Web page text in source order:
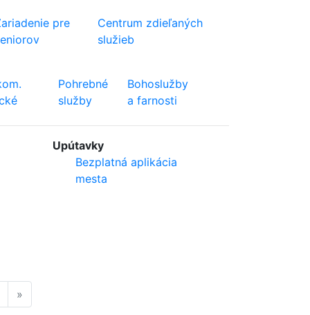
pre
Centrum zdieľaných
služieb
Pohrebné
služby
Bohoslužby
a farnosti
Upútavky
Bezplatná aplikácia
mesta
strana
posledná strana
»